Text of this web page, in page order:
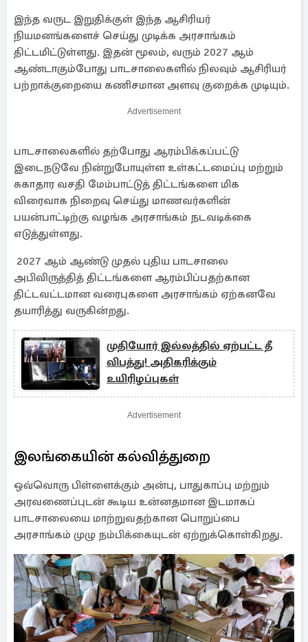
இந்த வருட இறுதிக்குள் இந்த ஆசிரியர்
நியமனங்களைச் செய்து முடிக்க அரசாங்கம்
திட்டமிட்டுள்ளது. இதன் மூலம், வரும் 2027 ஆம்
ஆண்டாகும்போது பாடசாலைகளில் நிலவும் ஆசிரியர்
பற்றாக்குறையை கணிசமான அளவு குறைக்க முடியும்.
Advertisement
பாடசாலைகளில் தற்போது ஆரம்பிக்கப்பட்டு
இடைநடுவே நின்றுபோயுள்ள உள்கட்டமைப்பு மற்றும்
சுகாதார வசதி மேம்பாட்டுத் திட்டங்களை மிக
விரைவாக நிறைவு செய்து மாணவர்களின்
பயன்பாட்டிற்கு வழங்க அரசாங்கம் நடவடிக்கை
எடுத்துள்ளது.
2027 ஆம் ஆண்டு முதல் புதிய பாடசாலை
அபிவிருத்தித் திட்டங்களை ஆரம்பிப்பதற்கான
திட்டவட்டமான வரைபுகளை அரசாங்கம் ஏற்கனவே
தயாரித்து வருகின்றது.
முதியோர் இல்லத்தில் ஏற்பட்ட தீ
விபத்து! அதிகரிக்கும்
உயிரிழப்புகள்
Advertisement
இலங்கையின் கல்வித்துறை
ஒவ்வொரு பிள்ளைக்கும் அன்பு, பாதுகாப்பு மற்றும்
அரவணைப்புடன் கூடிய உன்னதமான இடமாகப்
பாடசாலையை மாற்றுவதற்கான பொறுப்பை
அரசாங்கம் முழு நம்பிக்கையுடன் ஏற்றுக்கொள்கிறது.